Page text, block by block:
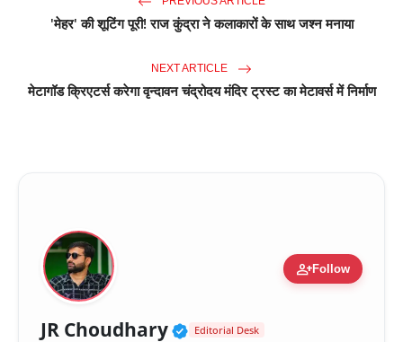
'मेहर' की शूटिंग पूरी! राज कुंद्रा ने कलाकारों के साथ जश्न मनाया
NEXT ARTICLE
मेटागॉड क्रिएटर्स करेगा वृन्दावन चंद्रोदय मंदिर ट्रस्ट का मेटावर्स में निर्माण
person_addFollow
JR Choudhary Verified Public Figure
Editorial Desk